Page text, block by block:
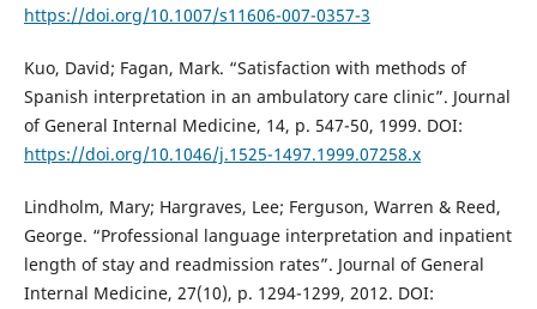
https://doi.org/10.1007/s11606-007-0357-3
Kuo, David; Fagan, Mark. “Satisfaction with methods of
Spanish interpretation in an ambulatory care clinic”. Journal
of General Internal Medicine, 14, p. 547-50, 1999. DOI:
https://doi.org/10.1046/j.1525-1497.1999.07258.x
Lindholm, Mary; Hargraves, Lee; Ferguson, Warren & Reed,
George. “Professional language interpretation and inpatient
length of stay and readmission rates”. Journal of General
Internal Medicine, 27(10), p. 1294-1299, 2012. DOI: